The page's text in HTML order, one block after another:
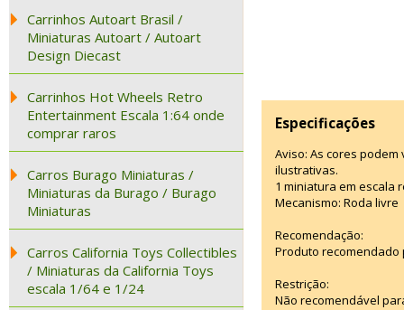
Carrinhos Autoart Brasil /
Miniaturas Autoart / Autoart
Design Diecast
Carrinhos Hot Wheels Retro
Entertainment Escala 1:64 onde
comprar raros
Carros Burago Miniaturas /
Miniaturas da Burago / Burago
Miniaturas
Carros California Toys Collectibles
/ Miniaturas da California Toys
escala 1/64 e 1/24
Especificações
Aviso: As cores
ilustrativas.
1 miniatura em escala
Mecanismo: Roda livre
Recomendação:
Produto recomendado
Restrição:
Não recomendável